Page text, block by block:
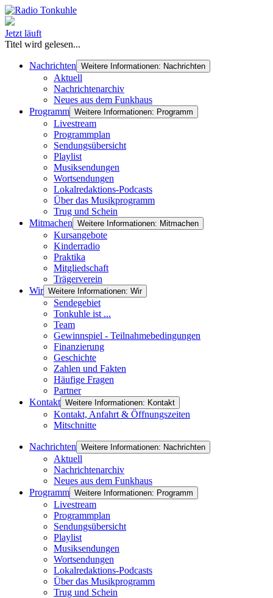
Jetzt läuft
Titel wird gelesen...
Nachrichten Weitere Informationen: Nachrichten
Aktuell
Nachrichtenarchiv
Neues aus dem Funkhaus
Programm Weitere Informationen: Programm
Livestream
Programmplan
Sendungsübersicht
Playlist
Musiksendungen
Wortsendungen
Lokalredaktions-Podcasts
Über das Musikprogramm
Trug und Schein
Mitmachen Weitere Informationen: Mitmachen
Kursangebote
Kinderradio
Praktika
Mitgliedschaft
Trägerverein
Wir Weitere Informationen: Wir
Sendegebiet
Tonkuhle ist ...
Team
Gewinnspiel - Teilnahmebedingungen
Finanzierung
Geschichte
Zahlen und Fakten
Häufige Fragen
Partner
Kontakt Weitere Informationen: Kontakt
Kontakt, Anfahrt & Öffnungszeiten
Mitschnitte
Nachrichten Weitere Informationen: Nachrichten
Aktuell
Nachrichtenarchiv
Neues aus dem Funkhaus
Programm Weitere Informationen: Programm
Livestream
Programmplan
Sendungsübersicht
Playlist
Musiksendungen
Wortsendungen
Lokalredaktions-Podcasts
Über das Musikprogramm
Trug und Schein